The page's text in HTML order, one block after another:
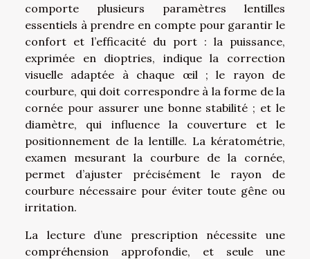
comporte plusieurs paramètres lentilles
essentiels à prendre en compte pour garantir le
confort et l’efficacité du port : la puissance,
exprimée en dioptries, indique la correction
visuelle adaptée à chaque œil ; le rayon de
courbure, qui doit correspondre à la forme de la
cornée pour assurer une bonne stabilité ; et le
diamètre, qui influence la couverture et le
positionnement de la lentille. La kératométrie,
examen mesurant la courbure de la cornée,
permet d’ajuster précisément le rayon de
courbure nécessaire pour éviter toute gêne ou
irritation.
La lecture d’une prescription nécessite une
compréhension approfondie, et seule une